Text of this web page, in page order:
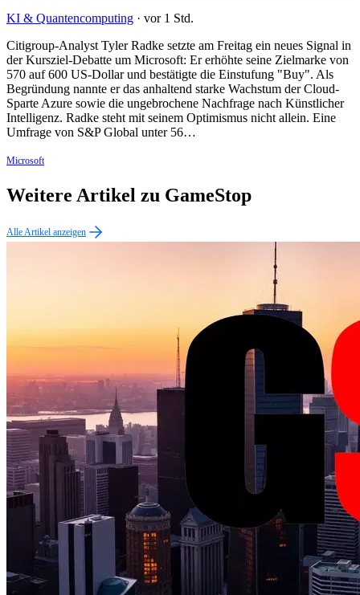
KI & Quantencomputing · vor 1 Std.
Citigroup-Analyst Tyler Radke setzte am Freitag ein neues Signal in
der Kursziel-Debatte um Microsoft: Er erhöhte seine Zielmarke von
570 auf 600 US-Dollar und bestätigte die Einstufung "Buy". Als
Begründung nannte er das anhaltend starke Wachstum der Cloud-
Sparte Azure sowie die ungebrochene Nachfrage nach Künstlicher
Intelligenz. Radke steht mit seinem Optimismus nicht allein. Eine
Umfrage von S&P Global unter 56…
Microsoft
Weitere Artikel zu GameStop
Alle Artikel anzeigen